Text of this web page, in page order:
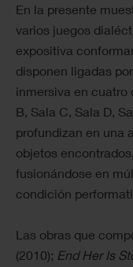
En la presente
varios juegos
expositiva
disponen ligadas
inmersiva en
B, Sala C, Sala D,
profundizan en una
objetos
fusionándose en
condición
Las obras que
(2010); End Her Is